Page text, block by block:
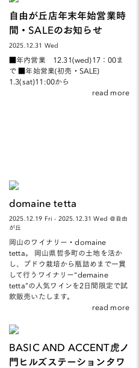
自由が丘店年末年始営業時
間・SALEのお知らせ
2025.12.31 Wed
■年内営業 12.31(wed)17：00ま
で ■年始営業(初売・SALE)
1.3(sat)11:00から
read more
domaine tetta
2025.12.19 Fri - 2025.12.31 Wed ＠自由
が丘
岡山のワイナリー・domaine
tetta。 岡山県哲多町の土地を活か
し、ブドウ栽培から瓶詰めまで一貫
して行うワイナリー“demaine
tetta”の人気ワインを2日間限定で試
飲販売いたします。
read more
BASIC AND ACCENT虎ノ
門ヒルズステーションタワ